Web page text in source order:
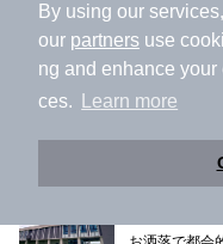
By using our
our partners use
ng and enhance
ces.
Learn more
ー
この記事は
宮城県の鳴子
国。何故な
子温泉・中山
硫黄泉、塩化
質がそろって
また共同浴場
の旅館・ホ
す。
今回はそん
セレクトし
仙台市のス
仙台市は、
川・青葉山と
知られ、戦
人気です。
今回は、仙台
かつての藤
と美食の